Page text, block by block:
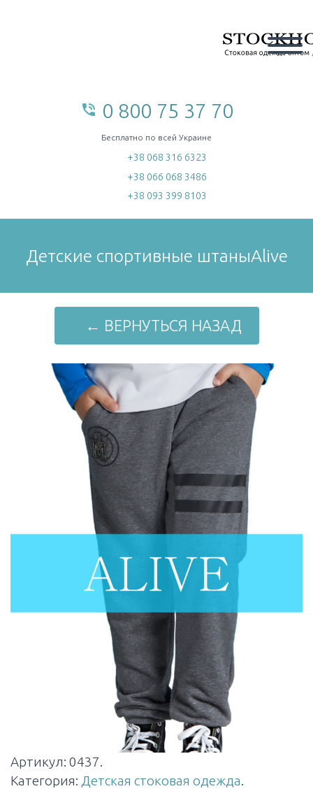
phone_in_talk 0 800 75 37 70
Бесплатно по всей Украине
+38 068 316 6323
+38 066 068 3486
+38 093 399 8103
Детские спортивные штаныAlive
← ВЕРНУТЬСЯ НАЗАД
Артикул: 0437.
Категория: Детская стоковая одежда.